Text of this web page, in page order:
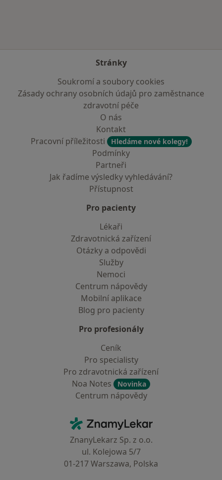
Stránky
Soukromí a soubory cookies
Zásady ochrany osobních údajů pro zaměstnance
zdravotní péče
O nás
Kontakt
Pracovní příležitosti
Hledáme nové kolegy!
Podmínky
Partneři
Jak řadíme výsledky vyhledávání?
Přístupnost
Pro pacienty
Lékaři
Zdravotnická zařízení
Otázky a odpovědi
Služby
Nemoci
Centrum nápovědy
Mobilní aplikace
Blog pro pacienty
Pro profesionály
Ceník
Pro specialisty
Pro zdravotnická zařízení
Noa Notes
Novinka
Centrum nápovědy
ZnamyLekar - Hlavní stránka
ZnanyLekarz Sp. z o.o.
ul. Kolejowa 5/7
01-217 Warszawa, Polska